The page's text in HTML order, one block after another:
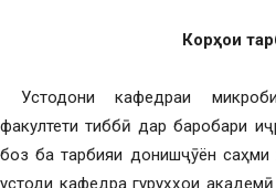
Корҳои
Устодони кафедраи
факултети тиббӣ дар баробари
боз ба тарбияи донишҷӯён саҳми
устоди кафедра гуруҳҳои